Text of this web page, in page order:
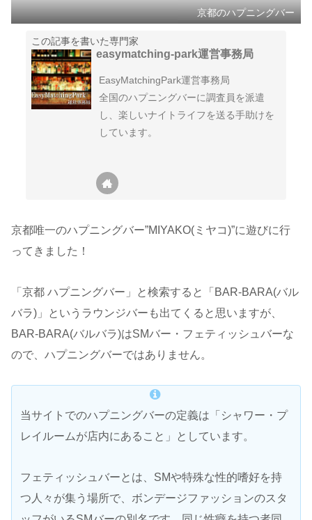
京都のハプニングバー
この記事を書いた専門家
easymatching-park運営事務局
EasyMatchingPark運営事務局
全国のハプニングバーに調査員を派遣
し、楽しいナイトライフを送る手助けを
しています。
京都唯一のハプニングバー”MIYAKO(ミヤコ)”に遊びに行
ってきました！
「京都 ハプニングバー」と検索すると「BAR-BARA(バル
バラ)」というラウンジバーも出てくると思いますが、
BAR-BARA(バルバラ)はSMバー・フェティッシュバーな
ので、ハプニングバーではありません。
当サイトでのハプニングバーの定義は「シャワー・プ
レイルームが店内にあること」としています。
フェティッシュバーとは、SMや特殊な性的嗜好を持
つ人々が集う場所で、ボンデージファッションのスタ